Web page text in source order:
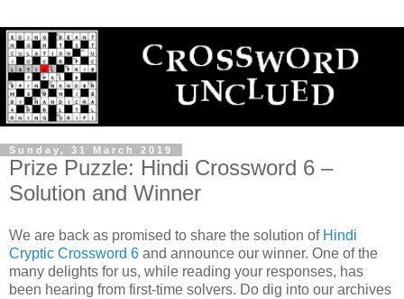
Sunday, 31 March 2019
Prize Puzzle: Hindi Crossword 6 –
Solution and Winner
We are back as promised to share the solution of Hindi
Cryptic Crossword 6 and announce our winner. One of the
many delights for us, while reading your responses, has
been hearing from first-time solvers. Do dig into our archives